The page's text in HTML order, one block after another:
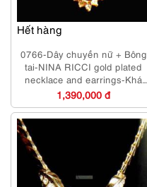
Hết hàng
0766-Dây chuyền nữ + Bông
tai-NINA RICCI gold plated
necklace and earrings-Khá
mới
1,390,000 đ